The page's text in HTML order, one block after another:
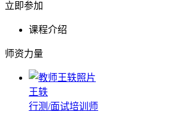
立即参加
课程介绍
师资力量
王轶
行测/面试培训师